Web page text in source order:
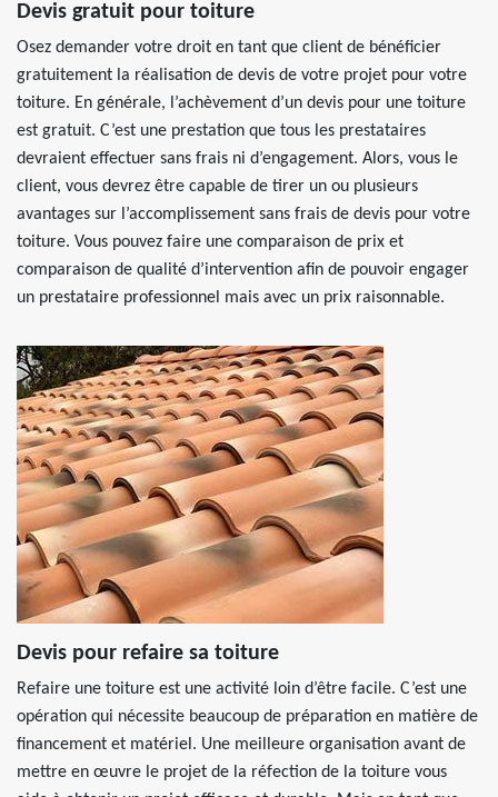
Devis gratuit pour toiture
Osez demander votre droit en tant que client de bénéficier
gratuitement la réalisation de devis de votre projet pour votre
toiture. En générale, l’achèvement d’un devis pour une toiture
est gratuit. C’est une prestation que tous les prestataires
devraient effectuer sans frais ni d’engagement. Alors, vous le
client, vous devrez être capable de tirer un ou plusieurs
avantages sur l’accomplissement sans frais de devis pour votre
toiture. Vous pouvez faire une comparaison de prix et
comparaison de qualité d’intervention afin de pouvoir engager
un prestataire professionnel mais avec un prix raisonnable.
Devis pour refaire sa toiture
Refaire une toiture est une activité loin d’être facile. C’est une
opération qui nécessite beaucoup de préparation en matière de
financement et matériel. Une meilleure organisation avant de
mettre en œuvre le projet de la réfection de la toiture vous